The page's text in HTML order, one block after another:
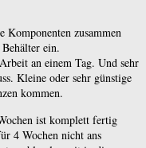
zusammen
ein.
an einem Tag. Und sehr
Kleine oder sehr günstige
kommen.
ist komplett fertig
4 Wochen nicht ans